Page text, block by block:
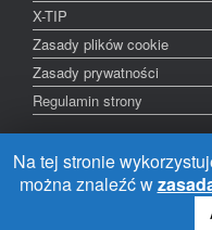
X-TIP
Zasady plików cookie
Zasady prywatności
Regulamin strony
Wielu padło, my wciąż
Na tej stronie
można znaleźć w